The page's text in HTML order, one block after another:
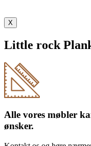
X
Little rock
Alle vores møbler
ønsker.